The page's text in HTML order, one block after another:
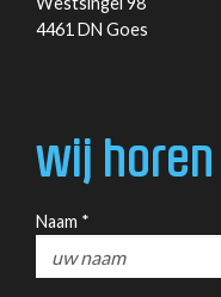
4461 DN Goes
wij horen
Naam *